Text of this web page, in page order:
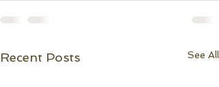
Recent Posts See All